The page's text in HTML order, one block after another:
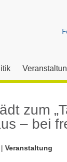
zum
– bei
| Veranstaltung